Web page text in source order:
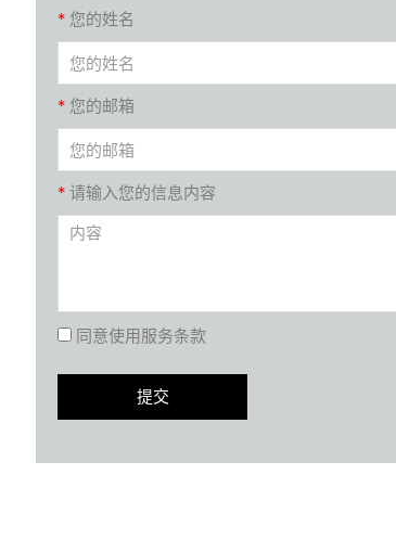
* 您的姓名
* 您的邮箱
* 请输入您的信息内容
同意使用服务条款